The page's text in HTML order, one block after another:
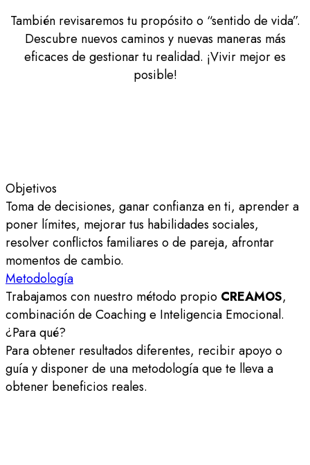
También revisaremos tu propósito o “sentido de vida”.
Descubre nuevos caminos y nuevas maneras más
eficaces de gestionar tu realidad. ¡Vivir mejor es
posible!
Objetivos
Toma de decisiones, ganar confianza en ti, aprender a
poner límites, mejorar tus habilidades sociales,
resolver conflictos familiares o de pareja, afrontar
momentos de cambio.
Metodología
Trabajamos con nuestro método propio CREAMOS,
combinación de Coaching e Inteligencia Emocional.
¿Para qué?
Para obtener resultados diferentes, recibir apoyo o
guía y disponer de una metodología que te lleva a
obtener beneficios reales.